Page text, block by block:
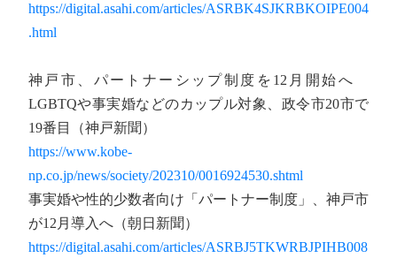
https://digital.asahi.com/articles/ASRBK4SJKRBKOIPE004
.html
神戸市、パートナーシップ制度を12月開始へ
LGBTQや事実婚などのカップル対象、政令市20市で
19番目（神戸新聞）
https://www.kobe-
np.co.jp/news/society/202310/0016924530.shtml
事実婚や性的少数者向け「パートナー制度」、神戸市
が12月導入へ（朝日新聞）
https://digital.asahi.com/articles/ASRBJ5TKWRBJPIHB008